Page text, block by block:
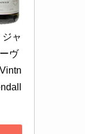
ジャ
ヴ